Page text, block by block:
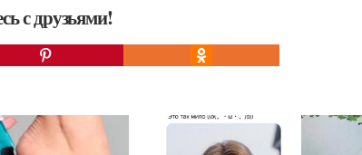
с друзьями!